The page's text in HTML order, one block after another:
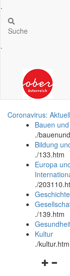
.
Suche
.
Coronavirus:
Bauen
./
Bildung
./133.htm
Europa
./
./139.htm
Kultur
./kultur.htm